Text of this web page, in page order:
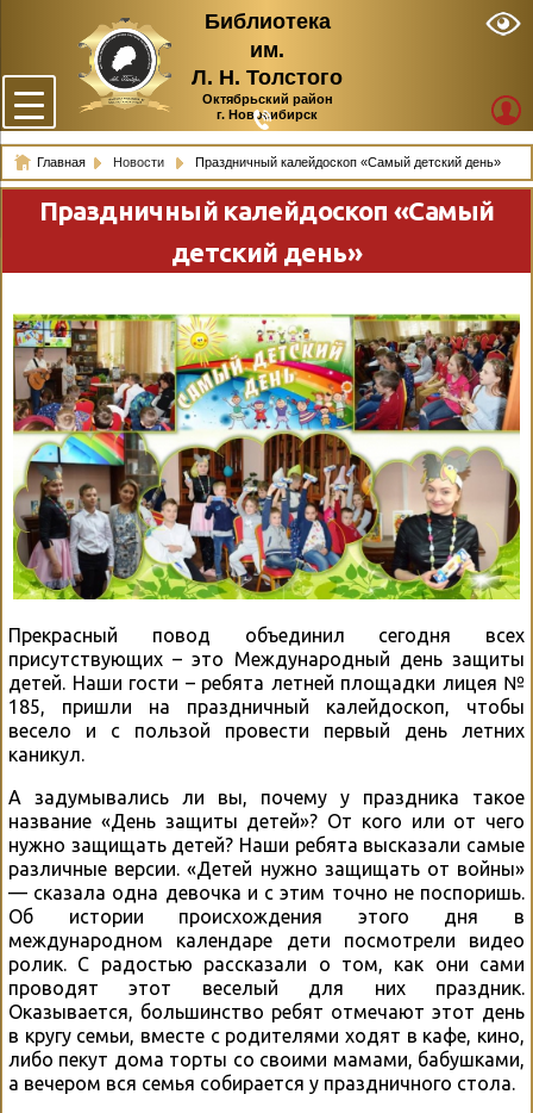
Библиотека
им.
Л. Н. Толстого
Октябрьский район
г. Новосибирск
Главная Новости Праздничный калейдоскоп «Самый детский день»
Праздничный калейдоскоп «Самый
детский день»
Прекрасный повод объединил сегодня всех
присутствующих – это Международный день защиты
детей. Наши гости – ребята летней площадки лицея №
185, пришли на праздничный калейдоскоп, чтобы
весело и с пользой провести первый день летних
каникул.
А задумывались ли вы, почему у праздника такое
название «День защиты детей»? От кого или от чего
нужно защищать детей? Наши ребята высказали самые
различные версии. «Детей нужно защищать от войны»
— сказала одна девочка и с этим точно не поспоришь.
Об истории происхождения этого дня в
международном календаре дети посмотрели видео
ролик. С радостью рассказали о том, как они сами
проводят этот веселый для них праздник.
Оказывается, большинство ребят отмечают этот день
в кругу семьи, вместе с родителями ходят в кафе, кино,
либо пекут дома торты со своими мамами, бабушками,
а вечером вся семья собирается у праздничного стола.